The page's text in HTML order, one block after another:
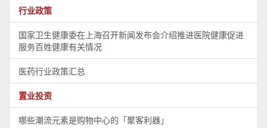
行业政策
国家卫生健康委在上海召开新闻发布会介绍推进医院健康促进
服务百姓健康有关情况
医药行业政策汇总
置业投资
哪些潮流元素是购物中心的「聚客利器」